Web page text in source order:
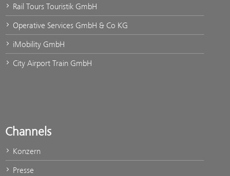
Rail Tours Touristik GmbH
Operative Services GmbH & Co KG
iMobility GmbH
City Airport Train GmbH
Channels
Konzern
Presse